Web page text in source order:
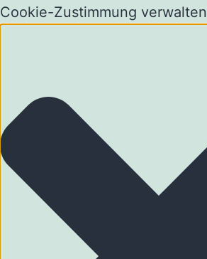
Cookie-Zustimmung verwalten